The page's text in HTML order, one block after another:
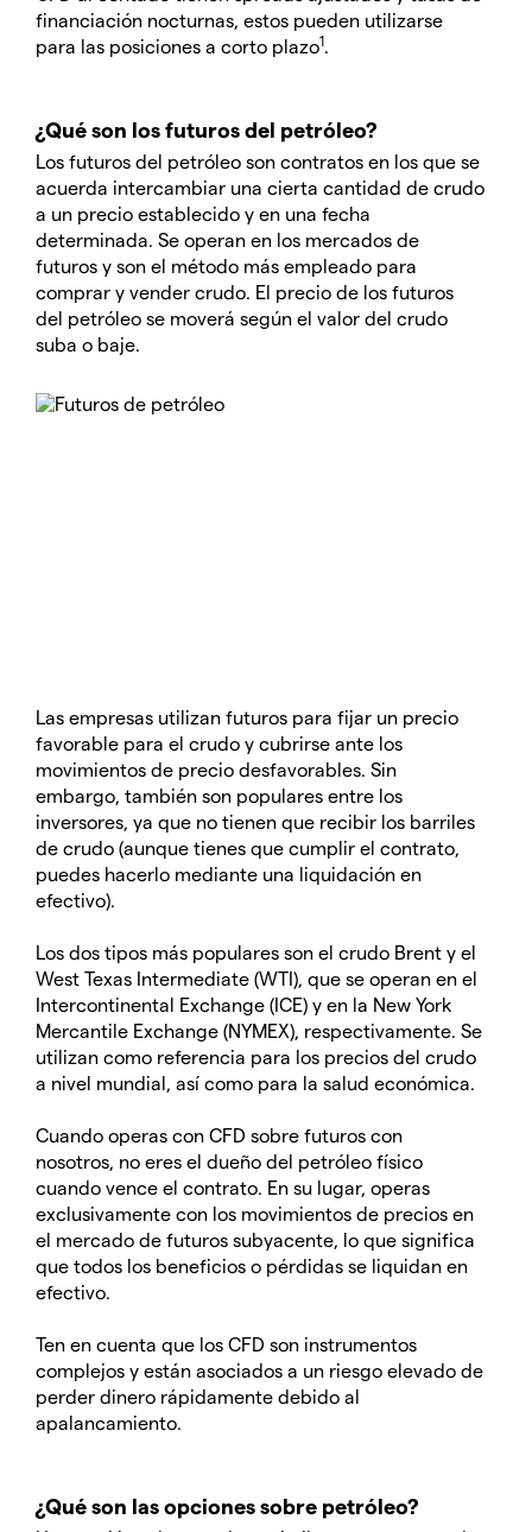
financiación nocturnas, estos pueden utilizarse
para las posiciones a corto plazo1
¿Qué son los futuros del petróleo?
Los futuros del petróleo son contratos en los que se
acuerda intercambiar una cierta cantidad de crudo
a un precio establecido y en una fecha
determinada. Se operan en los mercados de
futuros y son el método más empleado para
comprar y vender crudo. El precio de los futuros
del petróleo se moverá según el valor del crudo
suba o baje.
Las empresas utilizan futuros para fijar un precio
favorable para el crudo y cubrirse ante los
movimientos de precio desfavorables. Sin
embargo, también son populares entre los
inversores, ya que no tienen que recibir los barriles
de crudo (aunque tienes que cumplir el contrato,
puedes hacerlo mediante una liquidación en
efectivo).
Los dos tipos más populares son el crudo Brent y el
West Texas Intermediate (WTI), que se operan en el
Intercontinental Exchange (ICE) y en la New York
Mercantile Exchange (NYMEX), respectivamente. Se
utilizan como referencia para los precios del crudo
a nivel mundial, así como para la salud económica.
Cuando operas con CFD sobre futuros con
nosotros, no eres el dueño del petróleo físico
cuando vence el contrato. En su lugar, operas
exclusivamente con los movimientos de precios en
el mercado de futuros subyacente, lo que significa
que todos los beneficios o pérdidas se liquidan en
efectivo.
Ten en cuenta que los CFD son instrumentos
complejos y están asociados a un riesgo elevado de
perder dinero rápidamente debido al
apalancamiento.
¿Qué son las opciones sobre petróleo?